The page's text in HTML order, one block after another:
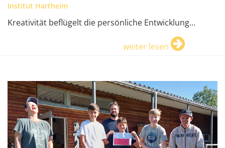
Institut Hartheim
Kreativität beflügelt die persönliche Entwicklung...
weiter lesen